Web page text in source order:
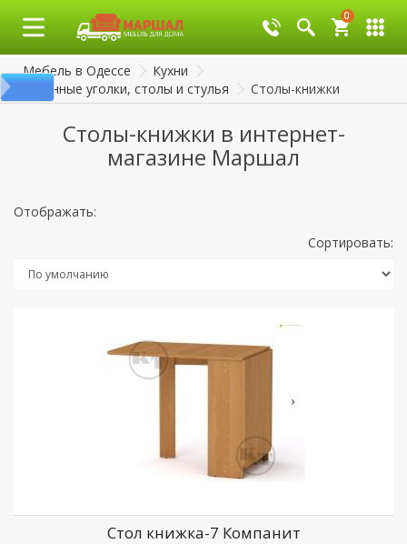
0
0
Мебель в Одессе
Кухни
Кухонные уголки, столы и стулья
Столы-книжки
Столы-книжки в интернет-
магазине Маршал
Отображать:
Сортировать:
Стол книжка-7 Компанит